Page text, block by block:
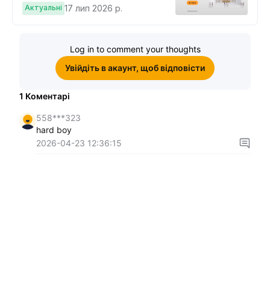
депозит на $100 і торгувати на
Актуальні 17 лип 2026 р.
Log in to comment your thoughts
Увійдіть в акаунт, щоб відповісти
1 Коментарі
558***323
hard boy
2026-04-23 12:36:15